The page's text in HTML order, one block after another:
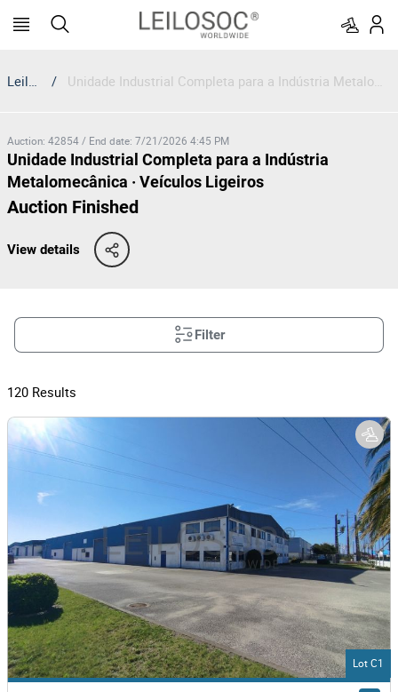
Leilosoc / Unidade Industrial Completa para a Indústria Metalomecânica · Veículos Ligeiros
Auction: 42854 / End date: 7/21/2026 4:45 PM
Unidade Industrial Completa para a Indústria
Metalomecânica · Veículos Ligeiros
Auction Finished
View details
Filter
120 Results
Lot C1